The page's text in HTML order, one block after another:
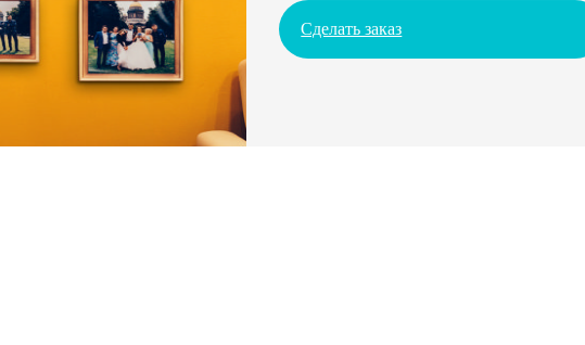
Сделать заказ